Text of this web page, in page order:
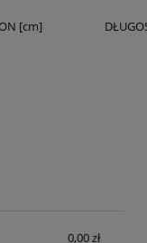
[cm]
0,00 zł